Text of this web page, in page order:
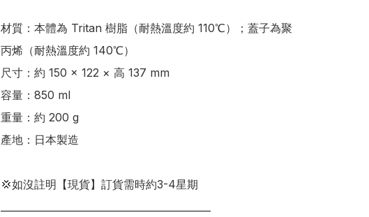
材質：本體為 Tritan 樹脂（耐熱溫度約 110℃）；蓋子為聚
丙烯（耐熱溫度約 140℃）
尺寸：約 150 × 122 × 高 137 mm
容量：850 ml
重量：約 200 g
產地：日本製造
💢如沒註明【現貨】訂貨需時約3-4星期